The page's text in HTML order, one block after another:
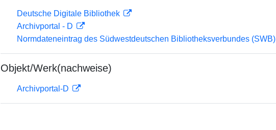
Deutsche Digitale Bibliothek
Archivportal - D
Normdateneintrag des Südwestdeutschen Bibliotheksverbundes (SWB)
Objekt/Werk(nachweise)
Archivportal-D